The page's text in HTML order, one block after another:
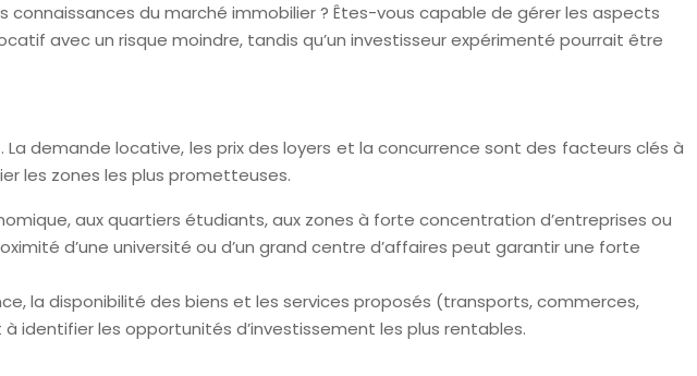
du marché immobilier ? Êtes-vous capable de gérer les aspects
avec un risque moindre, tandis qu’un investisseur expérimenté pourrait être
demande locative, les prix des loyers et la concurrence sont des facteurs clés à
les zones les plus prometteuses.
aux quartiers étudiants, aux zones à forte concentration d’entreprises ou
d’une université ou d’un grand centre d’affaires peut garantir une forte
la disponibilité des biens et les services proposés (transports, commerces,
identifier les opportunités d’investissement les plus rentables.